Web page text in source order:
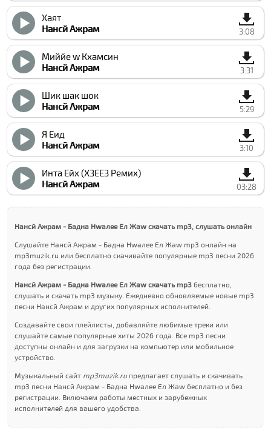
Хаят
Нанcй Ажрам
3:08
Миййе w Кхамсин
Нанcй Ажрам
3:31
Шик шак шок
Нанcй Ажрам
5:29
Я Еид
Нанcй Ажрам
3:10
Инта Ейх (XЗЕЕЗ Ремиx)
Нанcй Ажрам
03:28
Нанcй Ажрам - Бадна Нwалее Ел Жаw скачать mp3, слушать онлайн
Слушайте Нанcй Ажрам - Бадна Нwалее Ел Жаw mp3 онлайн на
mp3muzik.ru или бесплатно скачивайте популярные mp3 песни 2026
года без регистрации.
Нанcй Ажрам - Бадна Нwалее Ел Жаw скачать mp3 бесплатно,
слушать и скачать mp3 музыку. Ежедневно обновляемые новые mp3
песни Нанcй Ажрам и других популярных исполнителей.
Создавайте свои плейлисты, добавляйте любимые треки или
слушайте самые популярные хиты 2026 года. Все mp3 песни
доступны онлайн и для загрузки на компьютер или мобильное
устройство.
Музыкальный сайт mp3muzik.ruпредлагает слушать и скачивать
mp3 песни Нанcй Ажрам - Бадна Нwалее Ел Жаw бесплатно и без
регистрации. Включаем работы местных и зарубежных
исполнителей для вашего удобства.